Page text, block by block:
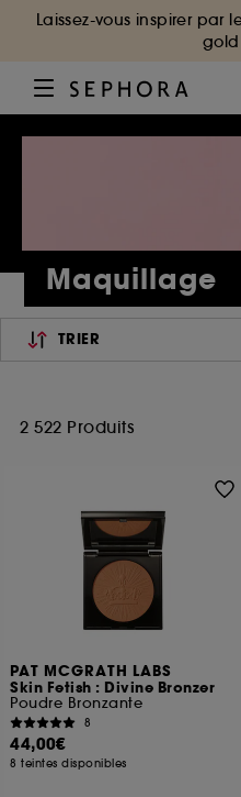
Laissez-vous inspirer par
Maquillage
TRIER
2 522 Produits
PAT MCGRATH LABS
Skin Fetish : Divine Bronzer
Poudre Bronzante
8
44,00€
8 teintes disponibles